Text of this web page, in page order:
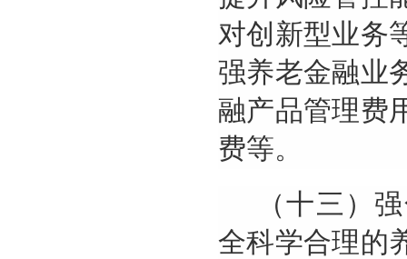
对创新型业务
强养老金融业
融产品管理费
费等。
（十三）
全科学合理的